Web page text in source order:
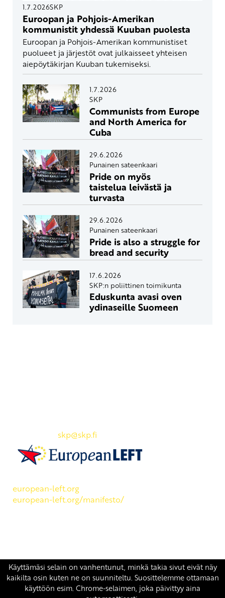
1.7.2026SKP
Euroopan ja Pohjois-Amerikan
kommunistit yhdessä Kuuban puolesta
Euroopan ja Pohjois-Amerikan kommunistiset
puolueet ja järjestöt ovat julkaisseet yhteisen
aiepöytäkirjan Kuuban tukemiseksi.
1.7.2026
SKP
Communists from Europe
and North America for
Cuba
29.6.2026
Punainen sateenkaari
Pride on myös
taistelua leivästä ja
turvasta
29.6.2026
Punainen sateenkaari
Pride is also a struggle for
bread and security
17.6.2026
SKP:n poliittinen toimikunta
Eduskunta avasi oven
ydinaseille Suomeen
skp@skp.fi
european-left.org
european-left.org/manifesto/
Copyright 2026 © SKP| Tietosuojaseloste